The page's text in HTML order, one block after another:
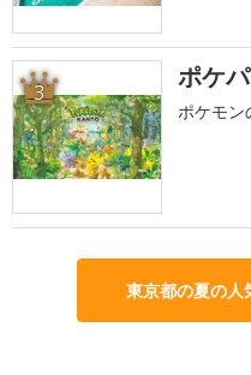
3 ポケ
ポケモン
東京都の夏の人